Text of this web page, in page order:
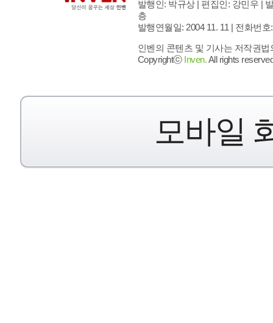
발행인: 박규상 | 편집인: 강민우 |
층
발행연월일: 2004 11. 11 | 전화번호
인벤의 콘텐츠 및 기사는 저작권
Copyrightⓒ Inven.All rights
모바일